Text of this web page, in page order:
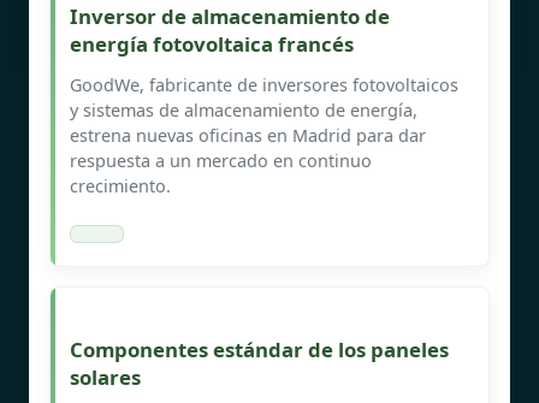
Inversor de almacenamiento de
energía fotovoltaica francés
GoodWe, fabricante de inversores fotovoltaicos
y sistemas de almacenamiento de energía,
estrena nuevas oficinas en Madrid para dar
respuesta a un mercado en continuo
crecimiento.
Componentes estándar de los paneles
solares